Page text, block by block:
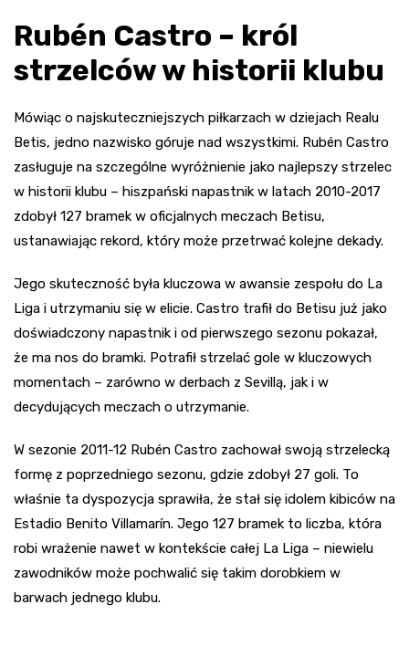
Rubén Castro – król
strzelców w historii klubu
Mówiąc o najskuteczniejszych piłkarzach w dziejach Realu
Betis, jedno nazwisko góruje nad wszystkimi. Rubén Castro
zasługuje na szczególne wyróżnienie jako najlepszy strzelec
w historii klubu – hiszpański napastnik w latach 2010-2017
zdobył 127 bramek w oficjalnych meczach Betisu,
ustanawiając rekord, który może przetrwać kolejne dekady.
Jego skuteczność była kluczowa w awansie zespołu do La
Liga i utrzymaniu się w elicie. Castro trafił do Betisu już jako
doświadczony napastnik i od pierwszego sezonu pokazał,
że ma nos do bramki. Potrafił strzelać gole w kluczowych
momentach – zarówno w derbach z Sevillą, jak i w
decydujących meczach o utrzymanie.
W sezonie 2011-12 Rubén Castro zachował swoją strzelecką
formę z poprzedniego sezonu, gdzie zdobył 27 goli. To
właśnie ta dyspozycja sprawiła, że stał się idolem kibiców na
Estadio Benito Villamarín. Jego 127 bramek to liczba, która
robi wrażenie nawet w kontekście całej La Liga – niewielu
zawodników może pochwalić się takim dorobkiem w
barwach jednego klubu.